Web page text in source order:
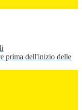
prima dell'inizio delle